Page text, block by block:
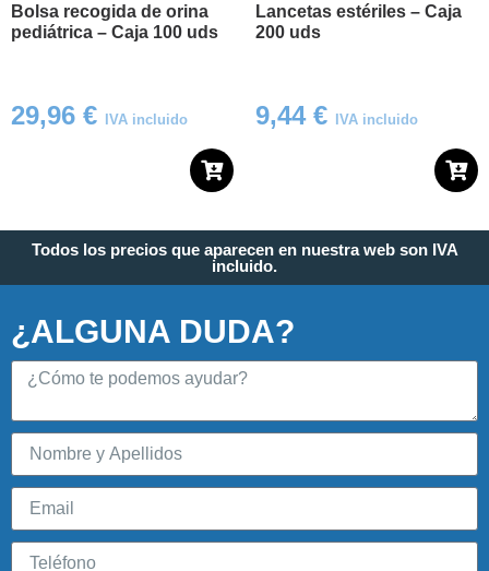
Bolsa recogida de orina
pediátrica – Caja 100 uds
29,96 € IVA incluido
Lancetas estériles – Caja
200 uds
9,44 € IVA incluido
Todos los precios que aparecen en nuestra web son IVA
incluido.
¿ALGUNA DUDA?